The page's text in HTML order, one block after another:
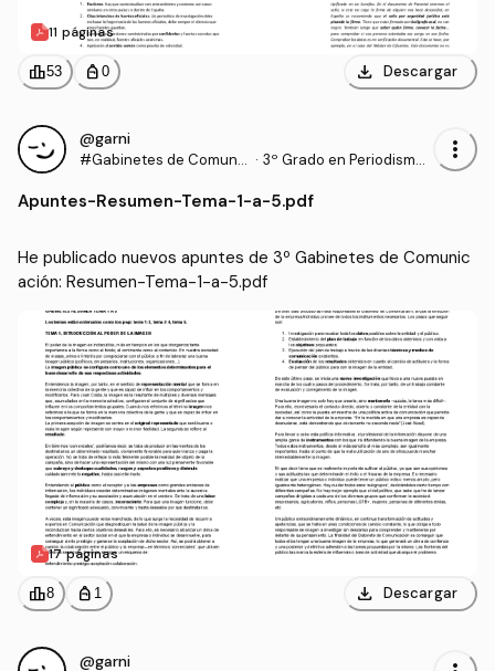
11 páginas
leaderboard53 personal_bag 0 download Descargar
@garni
#Gabinetes de Comunic · 3º Grado en Periodismo
more_vert
Apuntes-Resumen-Tema-1-a-5.pdf
He publicado nuevos apuntes de 3º Gabinetes de Comunic
ación: Resumen-Tema-1-a-5.pdf
17 páginas
leaderboard8 personal_bag 1 download Descargar
@garni